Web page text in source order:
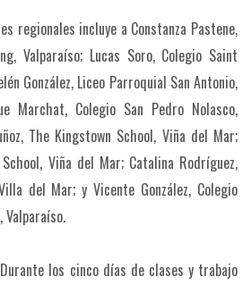
regionales incluye a Constanza Pastene,
Valparaíso; Lucas Soro, Colegio Saint
González, Liceo Parroquial San Antonio,
Marchat, Colegio San Pedro Nolasco,
The Kingstown School, Viña del Mar;
Viña del Mar; Catalina Rodríguez,
del Mar; y Vicente González, Colegio
Valparaíso.
los cinco días de clases y trabajo